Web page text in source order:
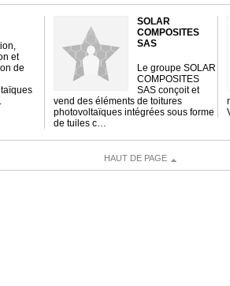
et
de
SOLAR
COMPOSITES
SAS
Le groupe SOLAR
COMPOSITES
SAS conçoit et
vend des éléments de toitures
photovoltaïques intégrées sous forme
de tuiles c…
HAUT DE PAGE